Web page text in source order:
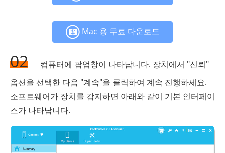
Mac 용 무료 다운로드
02
컴퓨터에 팝업창이 나타납니다. 장치에서 "신뢰"
옵션을 선택한 다음 "계속"을 클릭하여 계속 진행하세요.
소프트웨어가 장치를 감지하면 아래와 같이 기본 인터페이
스가 나타납니다.